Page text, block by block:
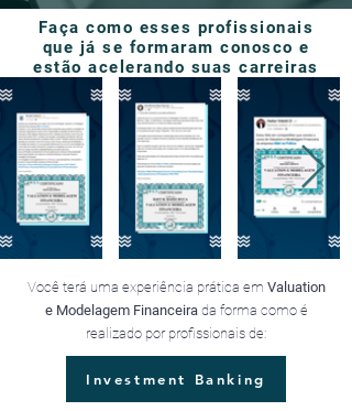
Faça como esses profissionais
que já se formaram conosco e
estão acelerando suas carreiras
Você terá uma experiência prática em Valuation
e Modelagem Financeirada forma como é
realizado por profissionais de:
Investment Banking